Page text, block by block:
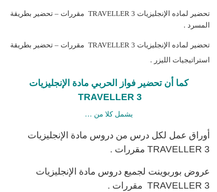
تحضير لماده الإنجليزيات TRAVELLER 3 مقررات – تحضير بطريقة
المسرد .
تحضير لماده الإنجليزيات TRAVELLER 3
مقررات – تحضير بطريقة
استراتيجيات الليزر .
كما أن تحضير فواز الحربي مادة الإنجليزيات
TRAVELLER 3
يشمل كلا من …
أوراق عمل لكل درس من دروس مادة الإنجليزيات
TRAVELLER 3 مقررات .
عروض بوربوينت لجميع دروس مادة الإنجليزيات
TRAVELLER 3 مقررات .